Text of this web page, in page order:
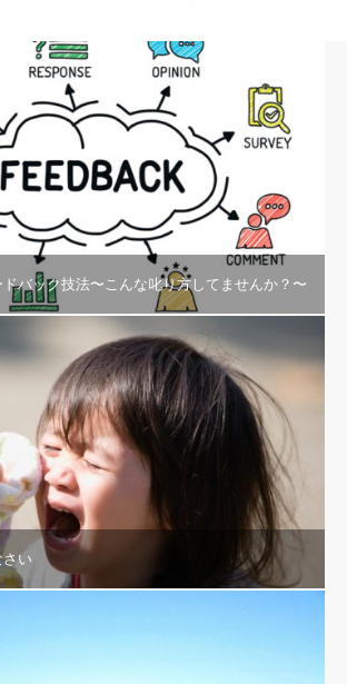
ドバック技法〜こんな叱り方してませんか？〜
い